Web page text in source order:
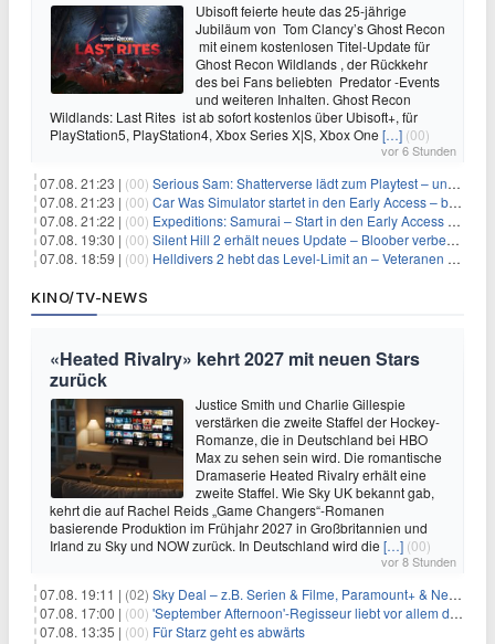
Ubisoft feierte heute das 25-jährige
Jubiläum von Tom Clancy’s Ghost Recon
mit einem kostenlosen Titel-Update für
Ghost Recon Wildlands , der Rückkehr
des bei Fans beliebten Predator -Events
und weiteren Inhalten. Ghost Recon
Wildlands: Last Rites ist ab sofort kostenlos über Ubisoft+, für
PlayStation5, PlayStation4, Xbox Series X|S, Xbox One […] (00)
vor 6 Stunden
07.08. 21:23 | (00) Serious Sam: Shatterverse lädt zum Playtest – und erscheint schon bald!
07.08. 21:23 | (00) Car Was Simulator startet in den Early Access – bald gehts los!
07.08. 21:22 | (00) Expeditions: Samurai – Start in den Early Access ab heute im feudalen Japan
07.08. 19:30 | (00) Silent Hill 2 erhält neues Update – Bloober verbessert Grafik und Performance
07.08. 18:59 | (00) Helldivers 2 hebt das Level-Limit an – Veteranen können endlich weiter aufsteigen
KINO/TV-NEWS
«Heated Rivalry» kehrt 2027 mit neuen Stars
zurück
Justice Smith und Charlie Gillespie
verstärken die zweite Staffel der Hockey-
Romanze, die in Deutschland bei HBO
Max zu sehen sein wird. Die romantische
Dramaserie Heated Rivalry erhält eine
zweite Staffel. Wie Sky UK bekannt gab,
kehrt die auf Rachel Reids „Game Changers“-Romanen
basierende Produktion im Frühjahr 2027 in Großbritannien und
Irland zu Sky und NOW zurück. In Deutschland wird die […] (00)
vor 8 Stunden
07.08. 19:11 | (02) Sky Deal – z.B. Serien & Filme, Paramount+ & Netflix für 19,99€/Monat
07.08. 17:00 | (00) 'September Afternoon'-Regisseur liebt vor allem die 'Banalität' in seinen Filmen
07.08. 13:35 | (00) Für Starz geht es abwärts